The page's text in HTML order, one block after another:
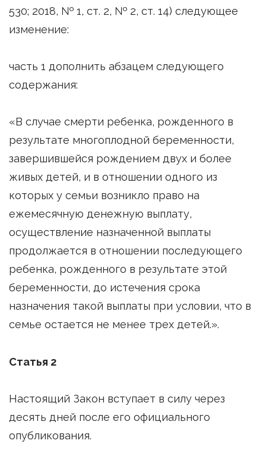
530; 2018, № 1, ст. 2, № 2, ст. 14) следующее
изменение:
часть 1 дополнить абзацем следующего
содержания:
«В случае смерти ребенка, рожденного в
результате многоплодной беременности,
завершившейся рождением двух и более
живых детей, и в отношении одного из
которых у семьи возникло право на
ежемесячную денежную выплату,
осуществление назначенной выплаты
продолжается в отношении последующего
ребенка, рожденного в результате этой
беременности, до истечения срока
назначения такой выплаты при условии, что в
семье остается не менее трех детей.».
Статья 2
Настоящий Закон вступает в силу через
десять дней после его официального
опубликования.